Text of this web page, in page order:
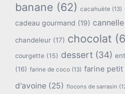
banane (62) cacahuète (13)
cadeau gourmand (19) cannelle
chandeleur (17) chocolat
courgette (15) dessert (34)
(16) farine de coco (13) farine petit
d'avoine (25) flocons de sarrasin